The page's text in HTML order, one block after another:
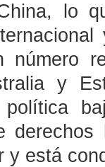
lo
número
y
política
y está